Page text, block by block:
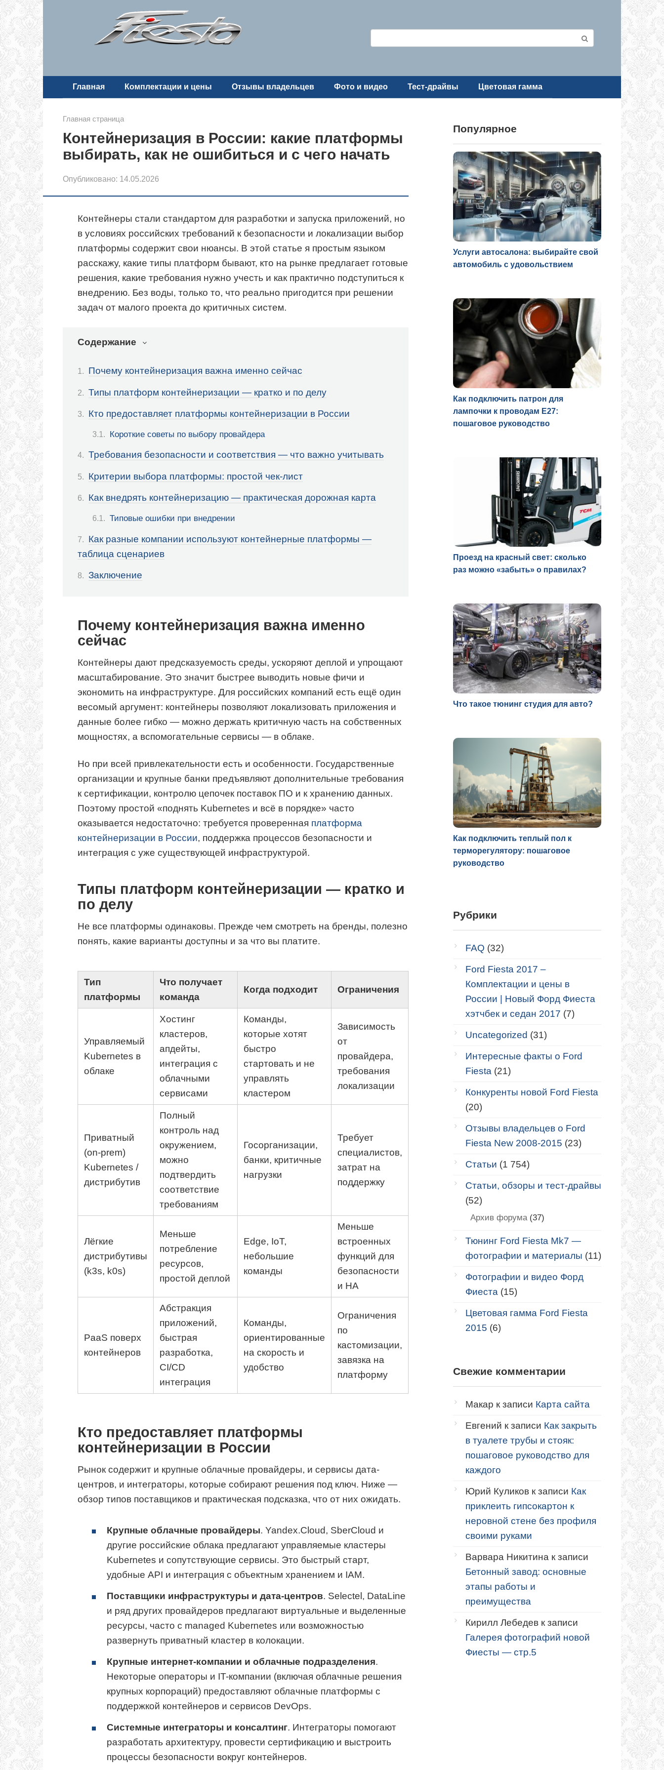
Главная Комплектации и цены Отзывы владельцев Фото и видео Тест-драйвы Цветовая гамма
Главная страница
Контейнеризация в России: какие платформы
выбирать, как не ошибиться и с чего начать
Опубликовано: 14.05.2026
Контейнеры стали стандартом для разработки и запуска приложений, но
в условиях российских требований к безопасности и локализации выбор
платформы содержит свои нюансы. В этой статье я простым языком
расскажу, какие типы платформ бывают, кто на рынке предлагает готовые
решения, какие требования нужно учесть и как практично подступиться к
внедрению. Без воды, только то, что реально пригодится при решении
задач от малого проекта до критичных систем.
Содержание
Почему контейнеризация важна именно сейчас
Типы платформ контейнеризации — кратко и по делу
Кто предоставляет платформы контейнеризации в России
Короткие советы по выбору провайдера
Требования безопасности и соответствия — что важно учитывать
Критерии выбора платформы: простой чек-лист
Как внедрять контейнеризацию — практическая дорожная карта
Типовые ошибки при внедрении
Как разные компании используют контейнерные платформы —
таблица сценариев
Заключение
Почему контейнеризация важна именно
сейчас
Контейнеры дают предсказуемость среды, ускоряют деплой и упрощают
масштабирование. Это значит быстрее выводить новые фичи и
экономить на инфраструктуре. Для российских компаний есть ещё один
весомый аргумент: контейнеры позволяют локализовать приложения и
данные более гибко — можно держать критичную часть на собственных
мощностях, а вспомогательные сервисы — в облаке.
Но при всей привлекательности есть и особенности. Государственные
организации и крупные банки предъявляют дополнительные требования
к сертификации, контролю цепочек поставок ПО и к хранению данных.
Поэтому простой «поднять Kubernetes и всё в порядке» часто
оказывается недостаточно: требуется проверенная платформа
контейнеризации в России, поддержка процессов безопасности и
интеграция с уже существующей инфраструктурой.
Типы платформ контейнеризации — кратко и
по делу
Не все платформы одинаковы. Прежде чем смотреть на бренды, полезно
понять, какие варианты доступны и за что вы платите.
Тип
платформы
Что получает
команда
Когда подходит Ограничения
Управляемый
Kubernetes в
облаке
Хостинг
кластеров,
апдейты,
интеграция с
облачными
сервисами
Команды,
которые хотят
быстро
стартовать и не
управлять
кластером
Зависимость
от
провайдера,
требования
локализации
Приватный
(on-prem)
Kubernetes /
дистрибутив
Полный
контроль над
окружением,
можно
подтвердить
соответствие
требованиям
Госорганизации,
банки, критичные
нагрузки
Требует
специалистов,
затрат на
поддержку
Лёгкие
дистрибутивы
(k3s, k0s)
Меньше
потребление
ресурсов,
простой деплой
Edge, IoT,
небольшие
команды
Меньше
встроенных
функций для
безопасности
и HA
PaaS поверх
контейнеров
Абстракция
приложений,
быстрая
разработка,
CI/CD
интеграция
Команды,
ориентированные
на скорость и
удобство
Ограничения
по
кастомизации,
завязка на
платформу
Кто предоставляет платформы
контейнеризации в России
Рынок содержит и крупные облачные провайдеры, и сервисы дата-
центров, и интеграторы, которые собирают решения под ключ. Ниже —
обзор типов поставщиков и практическая подсказка, что от них ожидать.
Крупные облачные провайдеры. Yandex.Cloud, SberCloud и
другие российские облака предлагают управляемые кластеры
Kubernetes и сопутствующие сервисы. Это быстрый старт,
удобные API и интеграция с объектным хранением и IAM.
Поставщики инфраструктуры и дата-центров. Selectel, DataLine
и ряд других провайдеров предлагают виртуальные и выделенные
ресурсы, часто с managed Kubernetes или возможностью
развернуть приватный кластер в колокации.
Крупные интернет-компании и облачные подразделения.
Некоторые операторы и IT-компании (включая облачные решения
крупных корпораций) предоставляют облачные платформы с
поддержкой контейнеров и сервисов DevOps.
Системные интеграторы и консалтинг. Интеграторы помогают
разработать архитектуру, провести сертификацию и выстроить
процессы безопасности вокруг контейнеров.
Популярное
Услуги автосалона: выбирайте свой
автомобиль с удовольствием
Как подключить патрон для
лампочки к проводам E27:
пошаговое руководство
Проезд на красный свет: сколько
раз можно «забыть» о правилах?
Что такое тюнинг студия для авто?
Как подключить теплый пол к
терморегулятору: пошаговое
руководство
Рубрики
FAQ (32)
Ford Fiesta 2017 –
Комплектации и цены в
России | Новый Форд Фиеста
хэтчбек и седан 2017 (7)
Uncategorized (31)
Интересные факты о Ford
Fiesta (21)
Конкуренты новой Ford Fiesta
(20)
Отзывы владельцев о Ford
Fiesta New 2008-2015 (23)
Статьи (1 754)
Статьи, обзоры и тест-драйвы
(52)
Архив форума(37)
Тюнинг Ford Fiesta Mk7 —
фотографии и материалы (11)
Фотографии и видео Форд
Фиеста (15)
Цветовая гамма Ford Fiesta
2015 (6)
Свежие комментарии
Макар к записи Карта сайта
Евгений к записи Как закрыть
в туалете трубы и стояк:
пошаговое руководство для
каждого
Юрий Куликов к записи Как
приклеить гипсокартон к
неровной стене без профиля
своими руками
Варвара Никитина к записи
Бетонный завод: основные
этапы работы и
преимущества
Кирилл Лебедев к записи
Галерея фотографий новой
Фиесты — стр.5